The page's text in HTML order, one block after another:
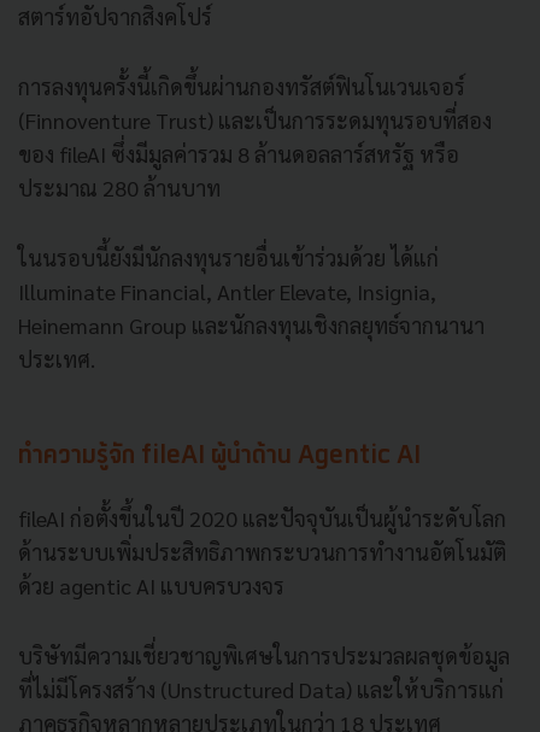
สตาร์ทอัปจากสิงคโปร์
การลงทุนครั้งนี้เกิดขึ้นผ่านกองทรัสต์ฟินโนเวนเจอร์
(Finnoventure Trust) และเป็นการระดมทุนรอบที่สอง
ของ fileAI ซึ่งมีมูลค่ารวม 8 ล้านดอลลาร์สหรัฐ หรือ
ประมาณ 280 ล้านบาท
ในนรอบนี้ยังมีนักลงทุนรายอื่นเข้าร่วมด้วย ได้แก่
Illuminate Financial, Antler Elevate, Insignia,
Heinemann Group และนักลงทุนเชิงกลยุทธ์จากนานา
ประเทศ.
ทำความรู้จัก fileAI ผู้นำด้าน Agentic AI
fileAI ก่อตั้งขึ้นในปี 2020 และปัจจุบันเป็นผู้นำระดับโลก
ด้านระบบเพิ่มประสิทธิภาพกระบวนการทำงานอัตโนมัติ
ด้วย agentic AI แบบครบวงจร
บริษัทมีความเชี่ยวชาญพิเศษในการประมวลผลชุดข้อมูล
ที่ไม่มีโครงสร้าง (Unstructured Data) และให้บริการแก่
ภาคธุรกิจหลากหลายประเภทในกว่า 18 ประเทศ